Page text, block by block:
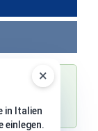
×
in Italien
einlegen.
Versand